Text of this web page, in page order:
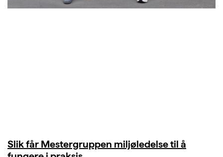
Slik får Mestergruppen miljøledelse til å